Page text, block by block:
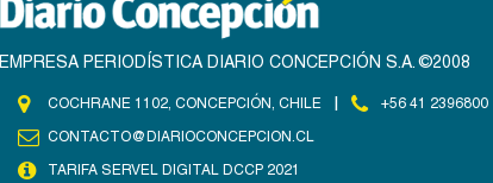
EMPRESA PERIODÍSTICA DIARIO CONCEPCIÓN S.A. ©2008
COCHRANE 1102, CONCEPCIÓN, CHILE |
+56 41 2396800
CONTACTO@DIARIOCONCEPCION.CL
TARIFA SERVEL DIGITAL DCCP 2021